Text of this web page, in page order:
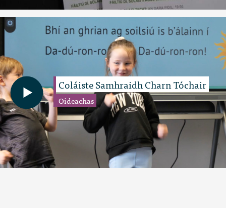
Coláiste Samhraidh Charn Tóchair
Oideachas